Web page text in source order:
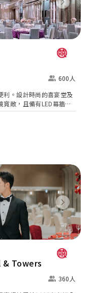
Next
600人
利。設計時尚的喜宴堂及
敞，且備有LED幕牆、
，更配有水晶吊燈，適合
孩友善場地，可以飽覽
。酒店專業的宴會團隊
回憶。
Next
Towers
360人